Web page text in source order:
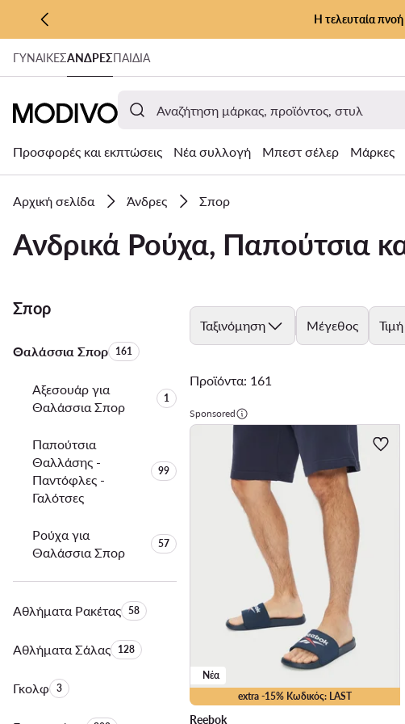
ΜΕΤΆΒΑΣΗ ΣΤΟ ΚΎΡΙΟ ΠΕΡΙΕΧΌΜΕΝΟ
ΜΕΤΆΒΑΣΗ ΣΤΗΝ ΑΝΑΖΉΤΗΣΗ
Η τελευταία
ΓΥΝΑΊΚΕΣΑΝΔΡΕΣΠΑΙΔΙΑ
Προσφορές και εκπτώσεις Νέα συλλογή Μπεστ σέλερ Μάρκες
Αρχική σελίδα Άνδρες Σπορ
Ανδρικά Ρούχα, Παπούτσια
Σπορ
Θαλάσσια ΣπορΑριθμός προϊόντων:
161
Αξεσουάρ για
Θαλάσσια Σπορ
Αριθμός προϊόντων:
1
Παπούτσια
Θαλλάσης -
Παντόφλες -
Γαλότσες
Αριθμός προϊόντων:
99
Ρούχα για
Θαλάσσια Σπορ
Αριθμός προϊόντων:
57
Αθλήματα ΡακέταςΑριθμός προϊόντων:
58
Αθλήματα ΣάλαςΑριθμός προϊόντων:
128
ΓκολφΑριθμός προϊόντων:
3
Ταξινόμηση Μέγεθος Τιμή
Προϊόντα: 161
Sponsored
extra -15% Κωδικός: LAST
Νέα
Reebok